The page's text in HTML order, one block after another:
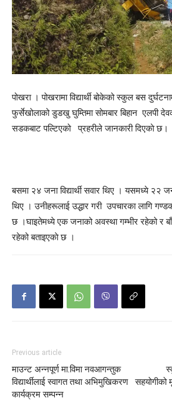
पोखरा । पोखरामा विद्यार्थी बोकेको स्कुल बस
फुर्सेखोलाको डुडखु घुम्तिमा सोमबार बिहान एलपी
सडकबाट पल्टिएको प्रहरीले जानकारी दिएकाे छ।
बसमा २४ जना विद्यार्थी सवार थिए । यसमध्ये २२
थिए । उनीहरूलाई उद्धार गरी उपचारका लागि
छ ।घाइतेमध्ये एक जनाको अवस्था गम्भीर रहेको र
रहेको बताइएकाे छ ।
Previous article
माउन्ट अन्नपूर्ण मा.विमा नवआगन्तुक
विद्यार्थीलाई स्वागत तथा अभिमुखिकरण
कार्यक्रम सम्पन्न
सहयोगीको